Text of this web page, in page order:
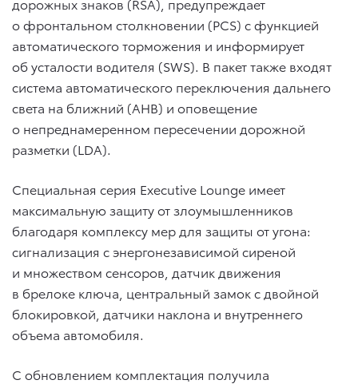
о фронтальном столкновении (PCS) с функцией
автоматического торможения и информирует
об усталости водителя (SWS). В пакет также входят
система автоматического переключения дальнего
света на ближний (AHB) и оповещение
о непреднамеренном пересечении дорожной
разметки (LDA).
Специальная серия Executive Lounge имеет
максимальную защиту от злоумышленников
благодаря комплексу мер для защиты от угона:
сигнализация с энергонезависимой сиреной
и множеством сенсоров, датчик движения
в брелоке ключа, центральный замок с двойной
блокировкой, датчики наклона и внутреннего
объема автомобиля.
С обновлением комплектация получила